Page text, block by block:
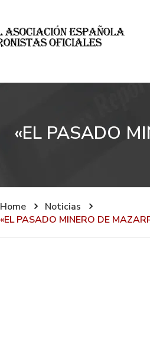
«EL PASADO
Home
Noticias
«EL PASADO MINERO DE